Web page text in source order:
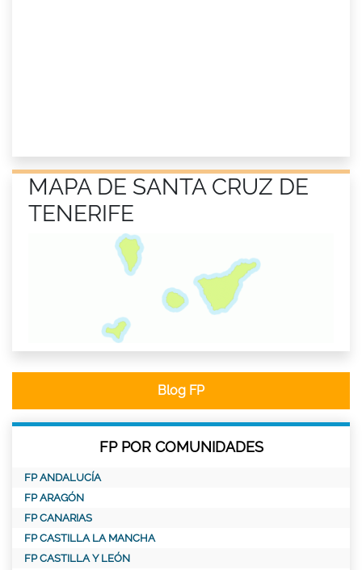
MAPA DE SANTA CRUZ DE
TENERIFE
Blog FP
FP POR COMUNIDADES
FP ANDALUCÍA
FP ARAGÓN
FP CANARIAS
FP CASTILLA LA MANCHA
FP CASTILLA Y LEÓN